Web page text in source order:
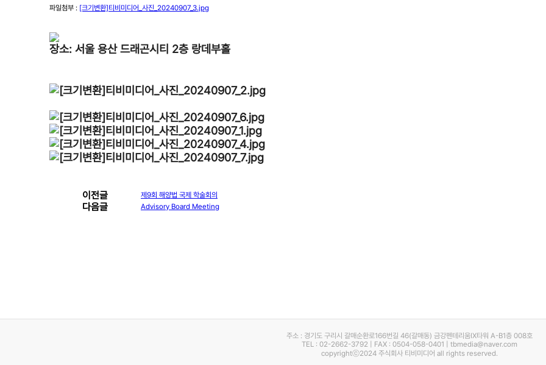
파일첨부 : [크기변환]티비미디어_사진_20240907_3.jpg
장소: 서울 용산 드래곤시티 2층 랑데부홀
이전글 제9회 해양법 국제 학술회의
다음글 Advisory Board Meeting
주소 : 경기도 구리시 갈매순환로166번길 46(갈매동) 금강펜테리움IX타워 A-B1층 008호
TEL : 02-2662-3792 | FAX : 0504-058-0401 | tbmedia@naver.com
copyrightⓒ2024 주식회사 티비미디어 all rights reserved.